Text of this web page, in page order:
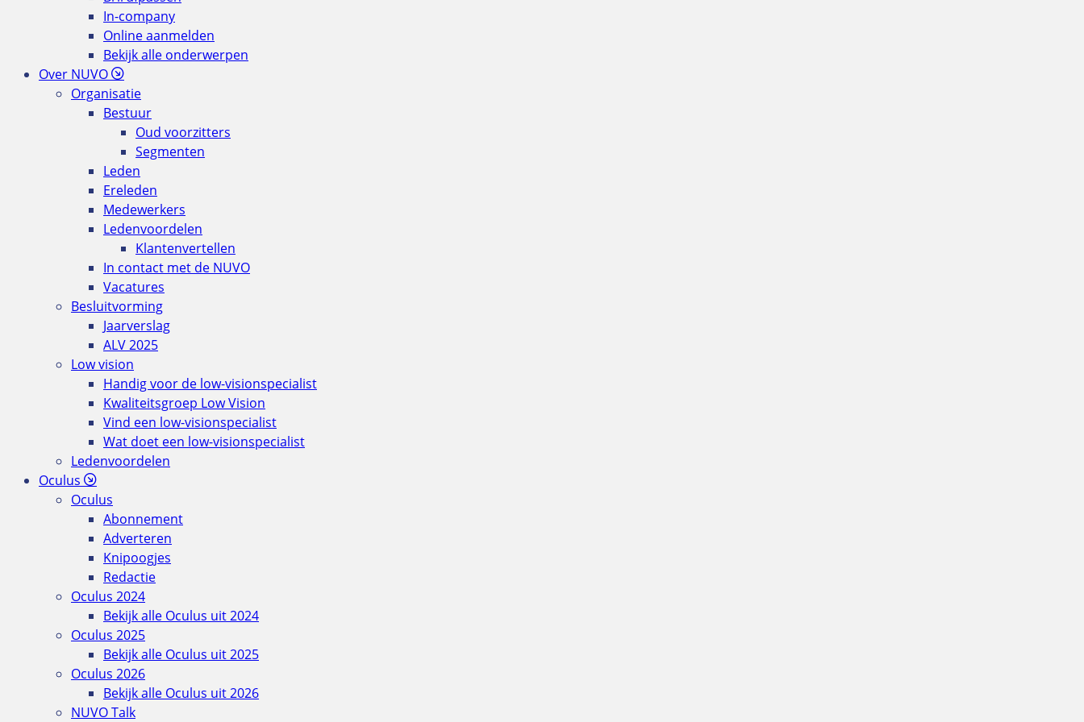
In-company
Online aanmelden
Bekijk alle onderwerpen
Over NUVO
Organisatie
Bestuur
Oud voorzitters
Segmenten
Leden
Ereleden
Medewerkers
Ledenvoordelen
Klantenvertellen
In contact met de NUVO
Vacatures
Besluitvorming
Jaarverslag
ALV 2025
Low vision
Handig voor de low-visionspecialist
Kwaliteitsgroep Low Vision
Vind een low-visionspecialist
Wat doet een low-visionspecialist
Ledenvoordelen
Oculus
Oculus
Abonnement
Adverteren
Knipoogjes
Redactie
Oculus 2024
Bekijk alle Oculus uit 2024
Oculus 2025
Bekijk alle Oculus uit 2025
Oculus 2026
Bekijk alle Oculus uit 2026
NUVO Talk